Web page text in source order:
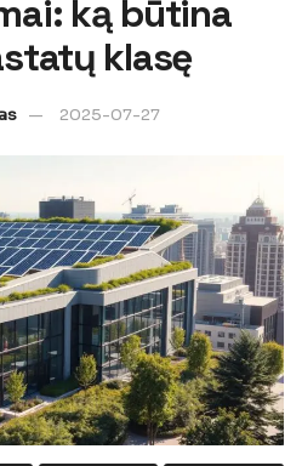
ką būtina
klasę
2025-07-27